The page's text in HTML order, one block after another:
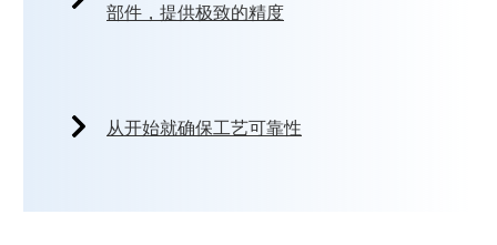
部件，提供极致的精度
从开始就确保工艺可靠性